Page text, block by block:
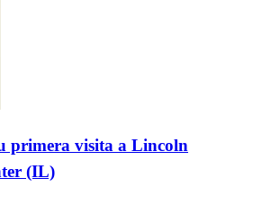
primera visita a Lincoln
(IL)